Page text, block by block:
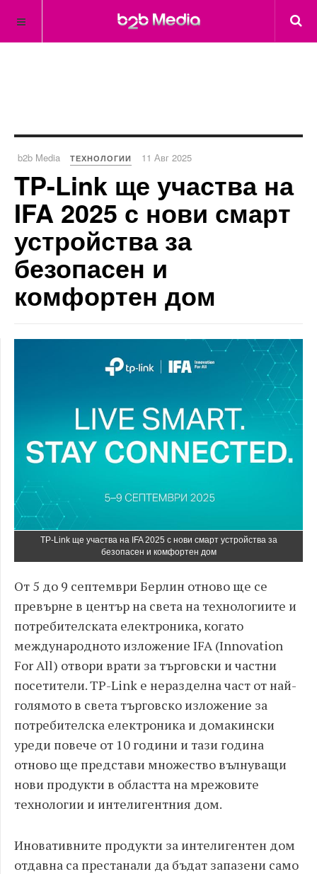
b2b Media ТЕХНОЛОГИИ 11 Авг 2025
TP-Link ще участва на
IFA 2025 с нови смарт
устройства за
безопасен и
комфортен дом
TP-Link ще участва на IFA 2025 с нови смарт устройства за
безопасен и комфортен дом
От 5 до 9 септември Берлин отново ще се
превърне в център на света на технологиите и
потребителската електроника, когато
международното изложение IFA (Innovation
For All) отвори врати за търговски и частни
посетители. TP-Link е неразделна част от най-
голямото в света търговско изложение за
потребителска електроника и домакински
уреди повече от 10 години и тази година
отново ще представи множество вълнуващи
нови продукти в областта на мрежовите
технологии и интелигентния дом.
Иновативните продукти за интелигентен дом
отдавна са престанали да бъдат запазени само